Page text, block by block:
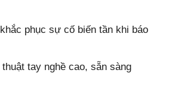
phục sự cố biến tần khi báo
tay nghề cao, sẵn sàng